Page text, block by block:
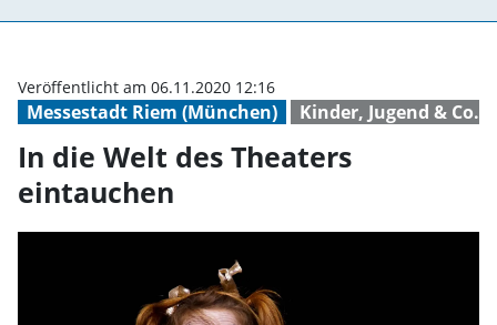
Messestadt Riem (München) Kinder, Jugend & Co.
Veröffentlicht am 06.11.2020 12:16
In die Welt des Theaters
eintauchen